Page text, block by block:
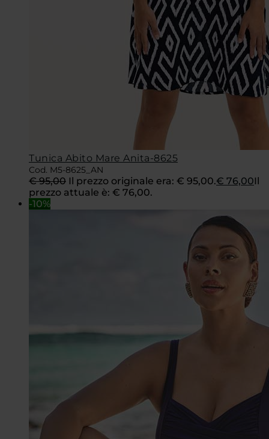
Tunica Abito Mare Anita-8625
Cod. M5-8625_AN
€95,00 Il prezzo originale era: € 95,00.€ 76,00Il
prezzo attuale è: € 76,00.
-10%